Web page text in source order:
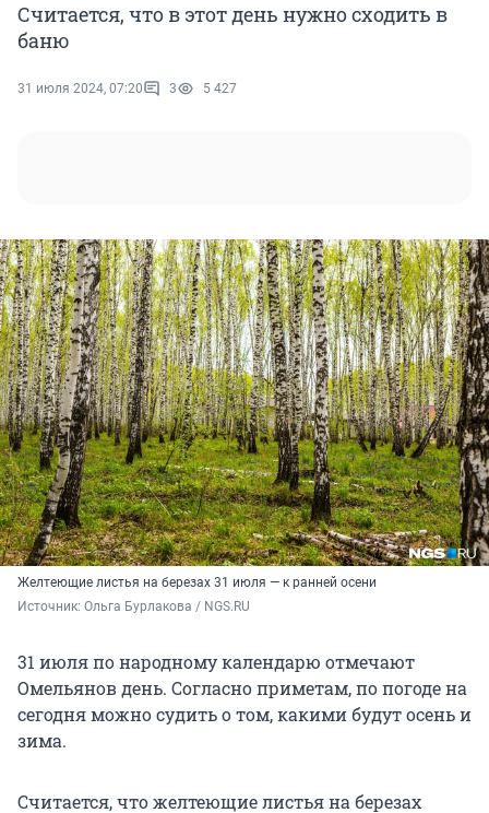
Считается, что в этот день нужно сходить в
баню
31 июля 2024, 07:20 3 5 427
Желтеющие листья на березах 31 июля — к ранней осени
Источник: Ольга Бурлакова / NGS.RU
31 июля по народному календарю отмечают
Омельянов день. Согласно приметам, по погоде на
сегодня можно судить о том, какими будут осень и
зима.
Считается, что желтеющие листья на березах